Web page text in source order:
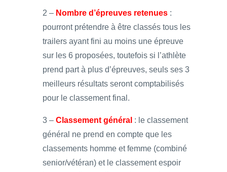
2 – Nombre d’épreuves retenues :
pourront prétendre à être classés tous les
trailers ayant fini au moins une épreuve
sur les 6 proposées, toutefois si l’athlète
prend part à plus d’épreuves, seuls ses 3
meilleurs résultats seront comptabilisés
pour le classement final.
3 – Classement général : le classement
général ne prend en compte que les
classements homme et femme (combiné
senior/vétéran) et le classement espoir